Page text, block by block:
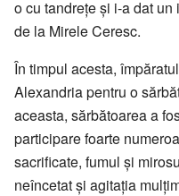
o cu tandrețe și i-a dat
de la Mirele Ceresc.
În timpul acesta,
Alexandria pentru o
aceasta, sărbătoarea a
participare foarte
sacrificate, fumul și
neîncetat și agitația